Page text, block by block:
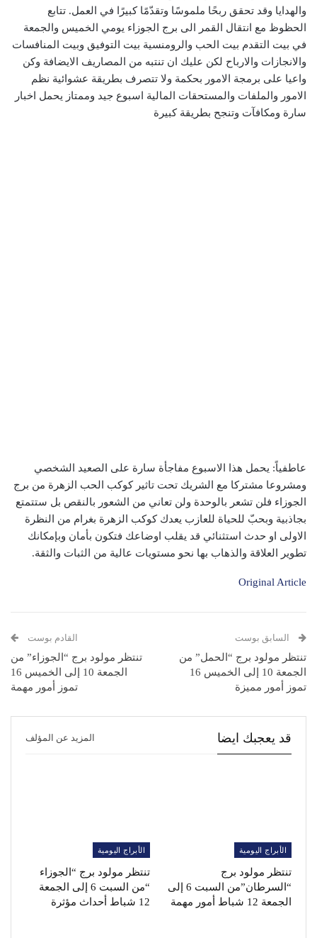
والهدايا وقد تحقق ربحًا ملموسًا وتقدّمًا كبيرًا في العمل. تتابع
الحظوظ مع انتقال القمر الى برج الجوزاء يومي الخميس والجمعة
في بيت التقدم بيت الحب والرومنسية بيت التوفيق وبيت المنافسات
والانجازات والارباح لكن عليك ان تنتبه من المصاريف الايضافة وكن
واعيا على برمجة الامور بحكمة ولا تتصرف بطريقة عشوائية نظم
الامور والملفات والمستحقات المالية اسبوع جيد وممتاز يحمل اخبار
سارة ومكافآت وتنجح بطريقة كبيرة
عاطفياً: يحمل هذا الاسبوع مفاجأة سارة على الصعيد الشخصي
ومشروعا مشتركا مع الشريك تحت تاثير كوكب الحب الزهرة من برج
الجوزاء فلن تشعر بالوحدة ولن تعاني من الشعور بالنقص بل ستتمتع
بجاذبية وبحبّ للحياة للعازب يعدك كوكب الزهرة بغرام من النظرة
الاولى او حدث استثنائي قد يقلب اوضاعك فتكون بأمان وبإمكانك
تطوير العلاقة والذهاب بها نحو مستويات عالية من الثبات والثقة.
Original Article
السابق بوست
تنتظر مولود برج “الحمل” من
الجمعة 10 إلى الخميس 16
تموز أمور مميزة
القادم بوست
تنتظر مولود برج “الجوزاء” من
الجمعة 10 إلى الخميس 16
تموز أمور مهمة
قد يعجبك ايضا المزيد عن المؤلف
الأبراج اليومية
تنتظر مولود برج
“السرطان”من السبت 6 إلى
الجمعة 12 شباط أمور مهمة
الأبراج اليومية
تنتظر مولود برج “الجوزاء
“من السبت 6 إلى الجمعة
12 شباط أحداث مؤثرة